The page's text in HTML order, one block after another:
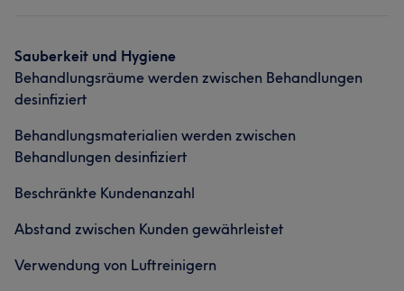
Sauberkeit und Hygiene
Behandlungsräume werden zwischen Behandlungen
desinfiziert
Behandlungsmaterialien werden zwischen
Behandlungen desinfiziert
Beschränkte Kundenanzahl
Abstand zwischen Kunden gewährleistet
Verwendung von Luftreinigern